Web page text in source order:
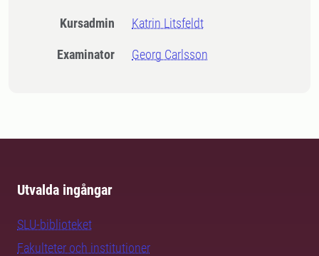
Kursadmin Katrin Litsfeldt
Examinator Georg Carlsson
Utvalda ingångar
SLU-biblioteket
Fakulteter och institutioner